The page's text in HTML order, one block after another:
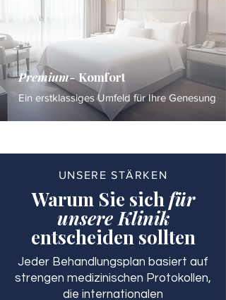
Premium-Komfort
Ein erstklassiges Umfeld für Ihre Genesung
UNSERE STÄRKEN
Warum Sie sichfür
unsere Klinik
entscheiden sollten
Jeder Behandlungsplan basiert auf
strengen medizinischen Protokollen,
die internationalen